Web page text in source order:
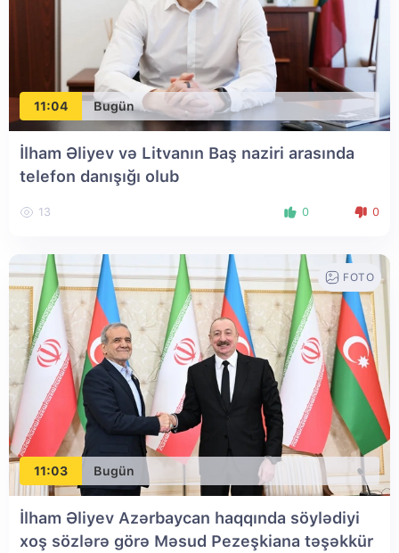
11:04 Bugün
İlham Əliyev və Litvanın Baş naziri arasında
telefon danışığı olub
13 0 0
11:03 Bugün
FOTO
İlham Əliyev Azərbaycan haqqında söylədiyi
xoş sözlərə görə Məsud Pezeşkiana təşəkkür